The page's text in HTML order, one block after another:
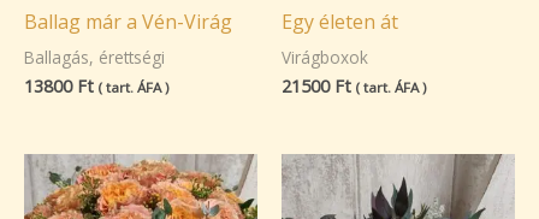
Ballag már a Vén-Virág
Ballagás, érettségi
13800 Ft ( tart. ÁFA )
Egy életen át
Virágboxok
21500 Ft ( tart. ÁFA )